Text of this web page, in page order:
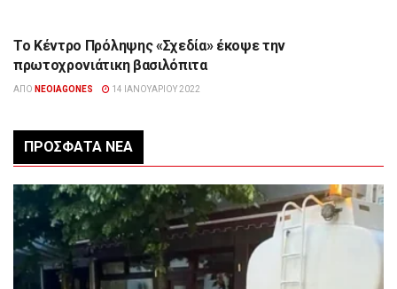
ΉΠΕΙΡΟΣ
Το Κέντρο Πρόληψης «Σχεδία» έκοψε την
πρωτοχρονιάτικη βασιλόπιτα
ΑΠΌ NEOIAGONES 14 ΙΑΝΟΥΑΡΊΟΥ 2022
ΠΡΌΣΦΑΤΑ ΝΈΑ